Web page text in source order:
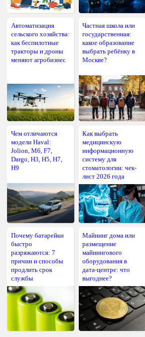
Автоматизация
сельского хозяйства:
как беспилотные
тракторы и дроны
меняют агробизнес
Частная школа или
государственная:
какое образование
выбрать ребёнку в
Москве?
Чем отличаются
модели Haval:
Jolion, M6, F7,
Dargo, H3, H5, H7,
H9
Как выбрать
медицинскую
информационную
систему для
стоматологии: чек-
лист 2026 года
Почему батарейки
быстро
разряжаются: 7
причин и способы
продлить срок
службы
Майнинг дома или
размещение
майнингового
оборудования в
дата-центре: что
выгоднее?